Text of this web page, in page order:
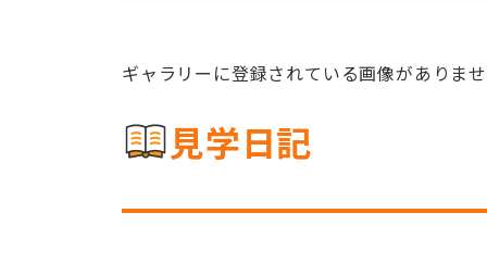
ギャラリーに登録されている画像がありま
見学日記